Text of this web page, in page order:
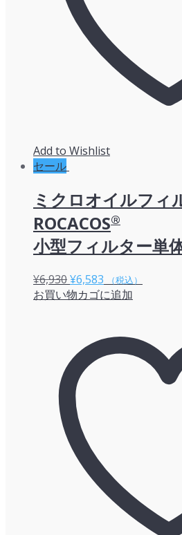
Add to Wishlist
セール
ミクロオイルフィ
ROCACOS®
小型フィルター単
¥6,930元
の
¥6,930
で
し
た。
¥6,583 現
在
格
は
（税込）
お買い物カゴに追加